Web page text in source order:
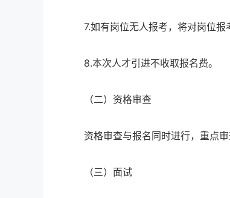
7.如有岗位无人报考，将对岗位报
8.本次人才引进不收取报名费。
（二）资格审查
资格审查与报名同时进行，重点审
（三）面试